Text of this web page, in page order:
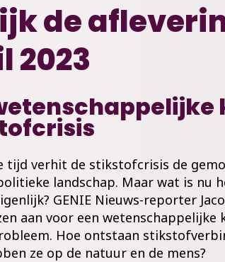
de
2023
tijd verhit de stikstofcrisis de
landschap. Maar wat is nu
GENIE Nieuws-reporter
aan voor een wetenschappelijke
Hoe ontstaan
ze op de natuur en de mens?